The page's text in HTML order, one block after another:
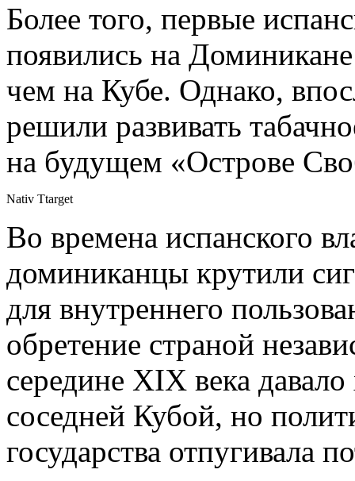
Более того, первые
появились на
чем на Кубе. Однако,
решили развивать
на будущем «Острове
Nativ Ttarget
Во времена испанского
доминиканцы крутили
для внутреннего
обретение страной
середине XIX века
соседней Кубой, но
государства отпугивала